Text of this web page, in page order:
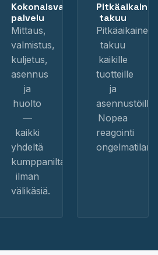
Kokonaisvaltainen
palvelu
Mittaus,
valmistus,
kuljetus,
asennus
ja
huolto
—
kaikki
yhdeltä
kumppanilta
ilman
välikäsiä.
takuu
Pitkäaikainen
takuu
kaikille
tuotteille
ja
asennustöille.
Nopea
reagointi